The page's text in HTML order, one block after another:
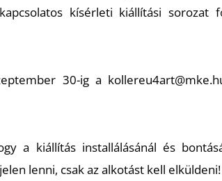
kísérleti kiállítási sorozat
30-ig a
a kiállítás installálásánál és
lenni, csak az alkotást kell elküldeni!